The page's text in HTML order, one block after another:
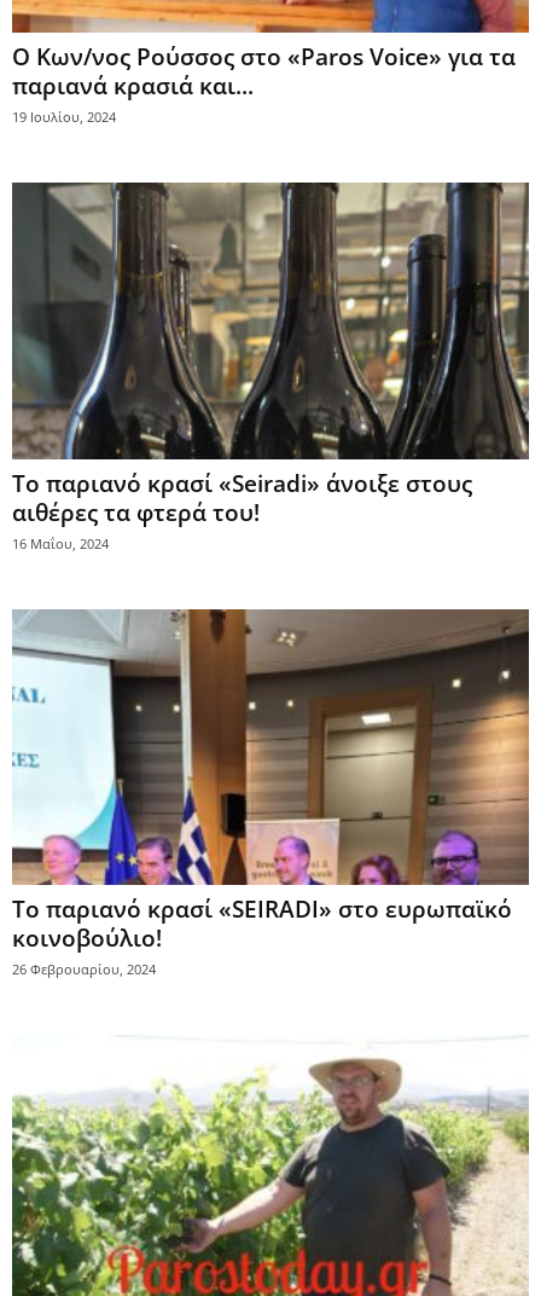
Ο Κων/νος Ρούσσος στο «Paros Voice» για τα
παριανά κρασιά και...
19 Ιουλίου, 2024
Το παριανό κρασί «Seiradi» άνοιξε στους
αιθέρες τα φτερά του!
16 Μαΐου, 2024
Το παριανό κρασί «SEIRADI» στο ευρωπαϊκό
κοινοβούλιο!
26 Φεβρουαρίου, 2024